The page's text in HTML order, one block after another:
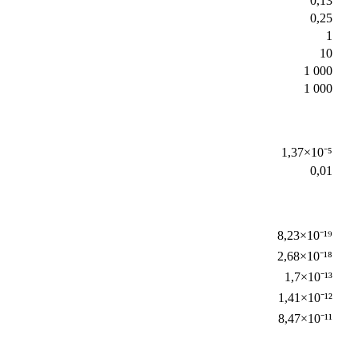
0,25
1
10
1 000
1 000
1,37×10⁻⁵
0,01
8,23×10⁻¹⁹
2,68×10⁻¹⁸
1,7×10⁻¹³
1,41×10⁻¹²
8,47×10⁻¹¹